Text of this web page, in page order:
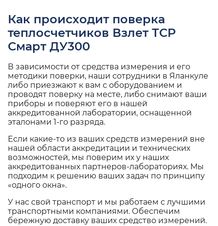
Как происходит поверка
теплосчетчиков Взлет ТСР
Смарт ДУ300
В зависимости от средства измерения и его
методики поверки, наши сотрудники в Яланкуле
либо приезжают к вам с оборудованием и
проводят поверку на месте, либо снимают ваши
приборы и поверяют его в нашей
аккредитованной лаборатории, оснащенной
эталонами 1-го разряда.
Если какие-то из ваших средств измерений вне
нашей области аккредитации и технических
возможностей, мы поверим их у наших
аккредитованных партнеров-лабораториях. Мы
подходим к решению ваших задач по принципу
«одного окна».
У нас свой транспорт и мы работаем с лучшими
транспортными компаниями. Обеспечим
бережную доставку ваших средство измерений.